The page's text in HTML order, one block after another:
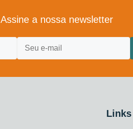
Assine a nossa newsletter